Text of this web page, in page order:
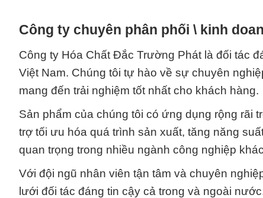
Công ty chuyên phân phối \ kinh
Công ty Hóa Chất Đắc Trường Phát là đối tác
Việt Nam. Chúng tôi tự hào về sự chuyên
mang đến trải nghiệm tốt nhất cho khách hàng.
Sản phẩm của chúng tôi có ứng dụng rộng rãi
trợ tối ưu hóa quá trình sản xuất, tăng năng
quan trọng trong nhiều ngành công nghiệp
Với đội ngũ nhân viên tận tâm và chuyên
lưới đối tác đáng tin cậy cả trong và ngoài